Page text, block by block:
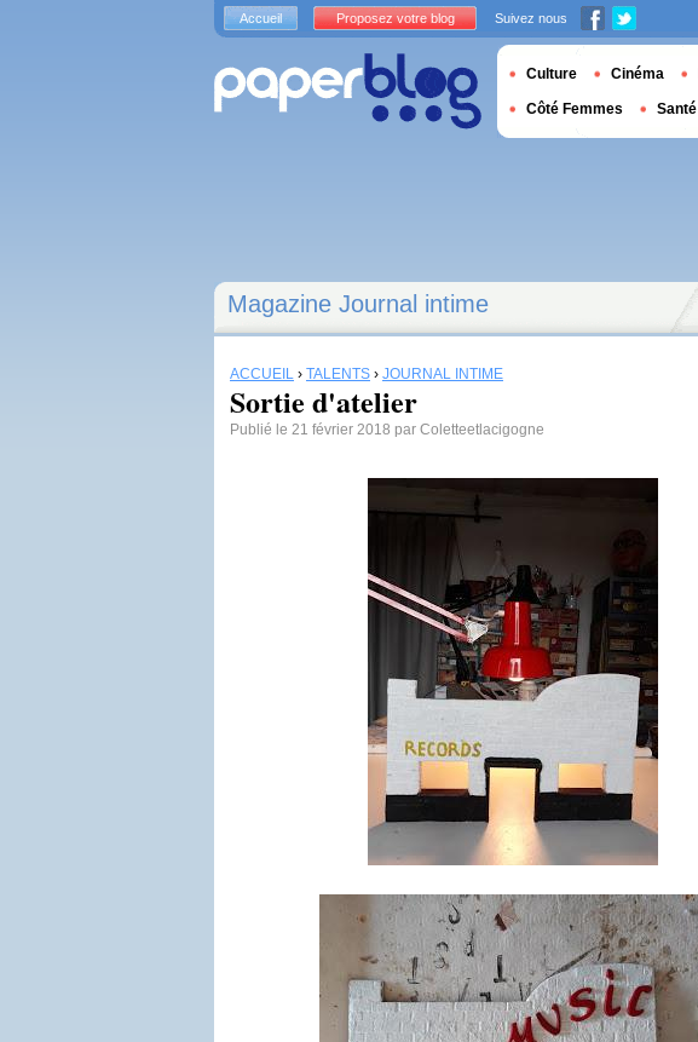
Magazine Journal intime
ACCUEIL › TALENTS › JOURNAL INTIME
Sortie d'atelier
Publié le 21 février 2018 par Coletteetlacigogne
Accueil Proposez votre blog Suivez nous
Culture Cinéma
Côté Femmes Santé